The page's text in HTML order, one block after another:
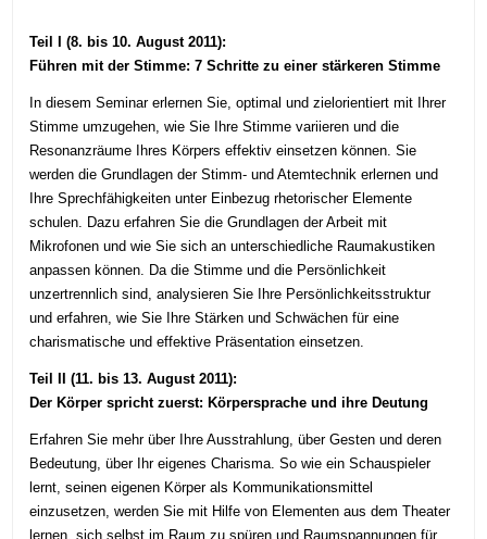
Teil I (8. bis 10. August 2011):
Führen mit der Stimme: 7 Schritte zu einer stärkeren Stimme
In diesem Seminar erlernen Sie, optimal und zielorientiert mit Ihrer
Stimme umzugehen, wie Sie Ihre Stimme variieren und die
Resonanzräume Ihres Körpers effektiv einsetzen können. Sie
werden die Grundlagen der Stimm- und Atemtechnik erlernen und
Ihre Sprechfähigkeiten unter Einbezug rhetorischer Elemente
schulen. Dazu erfahren Sie die Grundlagen der Arbeit mit
Mikrofonen und wie Sie sich an unterschiedliche Raumakustiken
anpassen können. Da die Stimme und die Persönlichkeit
unzertrennlich sind, analysieren Sie Ihre Persönlichkeitsstruktur
und erfahren, wie Sie Ihre Stärken und Schwächen für eine
charismatische und effektive Präsentation einsetzen.
Teil II (11. bis 13. August 2011):
Der Körper spricht zuerst: Körpersprache und ihre Deutung
Erfahren Sie mehr über Ihre Ausstrahlung, über Gesten und deren
Bedeutung, über Ihr eigenes Charisma. So wie ein Schauspieler
lernt, seinen eigenen Körper als Kommunikationsmittel
einzusetzen, werden Sie mit Hilfe von Elementen aus dem Theater
lernen, sich selbst im Raum zu spüren und Raumspannungen für